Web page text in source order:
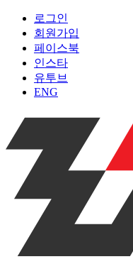
로그인
회원가입
페이스북
인스타
유투브
ENG